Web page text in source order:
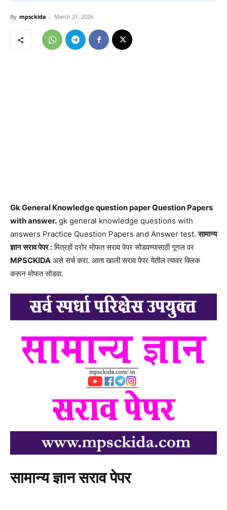
By mpsckida - March 21, 2026
Gk General Knowledge question paper Question Papers
with answer. gk general knowledge questions with
answers Practice Question Papers and Answer test.सामान्य
ज्ञान सराव पेपर :मित्रहों दरोर मोफत सराव पेपर सोडवण्यासाठी गूगल वर
MPSCKIDA असे सर्च करा. आता खाली सराव पेपर येतील त्यावर क्लिक
करून मोफत सोडवा.
सामान्य ज्ञान सराव पेपर